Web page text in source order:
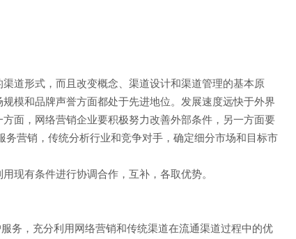
道形式，而且改变概念、渠道设计和渠道管理的基本原
模和品牌声誉方面都处于先进地位。发展速度远快于外界
面，网络营销企业要积极努力改善外部条件，另一方面要
营销，传统分析行业和竞争对手，确定细分市场和目标市
有条件进行协调合作，互补，各取优势。
，充分利用网络营销和传统渠道在流通渠道过程中的优